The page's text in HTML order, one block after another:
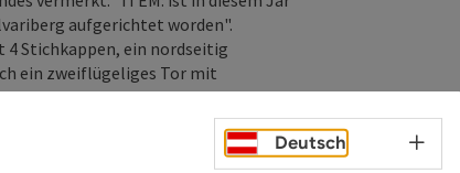
aufgerichtet worden".
4 Stichkappen, ein nordseitig
ein zweiflügeliges Tor mit
der im vorderen Bereich eine ...
Deutsch